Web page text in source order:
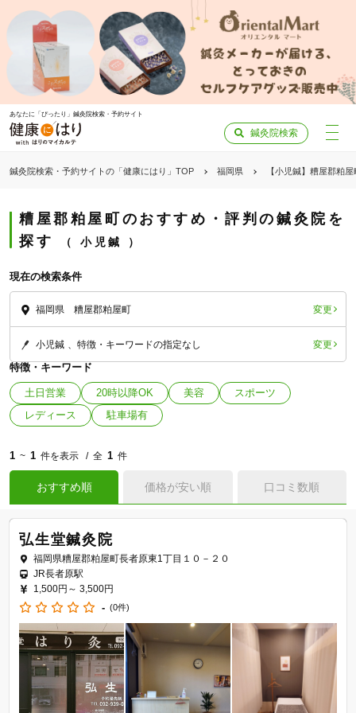
あなたに「ぴったり」鍼灸院検索・予約サイト
鍼灸院検索
鍼灸院検索・予約サイトの「健康にはり」TOP 福岡県 【小児鍼】糟屋郡粕
糟屋郡粕屋町のおすすめ・評判の鍼灸院を
探す
小児鍼
現在の検索条件
福岡県 糟屋郡粕屋町 変更
小児鍼 特徴・キーワードの指定なし 変更
特徴・キーワード
土日営業 20時以降OK 美容
スポーツ
レディース
駐車場有
1 ~ 1 件を表示 全 1 件
おすすめ順 価格が安い順 口コミ数順
弘生堂鍼灸院
福岡県糟屋郡粕屋町長者原東1丁目１０－２０
JR長者原駅
1,500円～ 3,500円
- (0件)
「健康にはりを見た」